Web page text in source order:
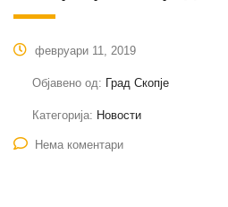
февруари 11, 2019
Објавено од: Град Скопје
Категорија: Новости
Нема коментари